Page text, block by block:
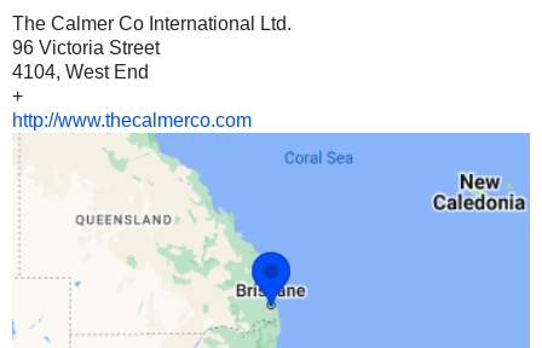
The Calmer Co International Ltd.
96 Victoria Street
4104, West End
+
http://www.thecalmerco.com